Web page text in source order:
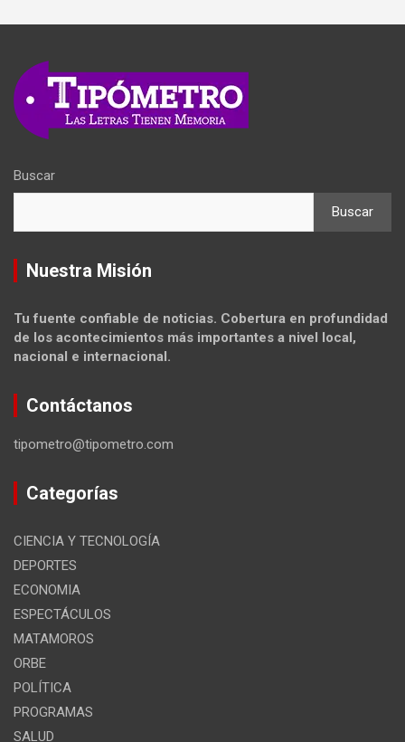
Buscar
Buscar
Nuestra Misión
Tu fuente confiable de noticias. Cobertura en profundidad
de los acontecimientos más importantes a nivel local,
nacional e internacional.
Contáctanos
tipometro@tipometro.com
Categorías
CIENCIA Y TECNOLOGÍA
DEPORTES
ECONOMIA
ESPECTÁCULOS
MATAMOROS
ORBE
POLÍTICA
PROGRAMAS
SALUD